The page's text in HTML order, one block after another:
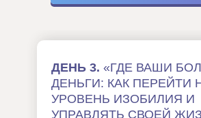
ДЕНЬ 3. «ГДЕ ВАШИ
ДЕНЬГИ: КАК ПЕРЕЙТИ
УРОВЕНЬ ИЗОБИЛИЯ И
УПРАВЛЯТЬ СВОЕЙ